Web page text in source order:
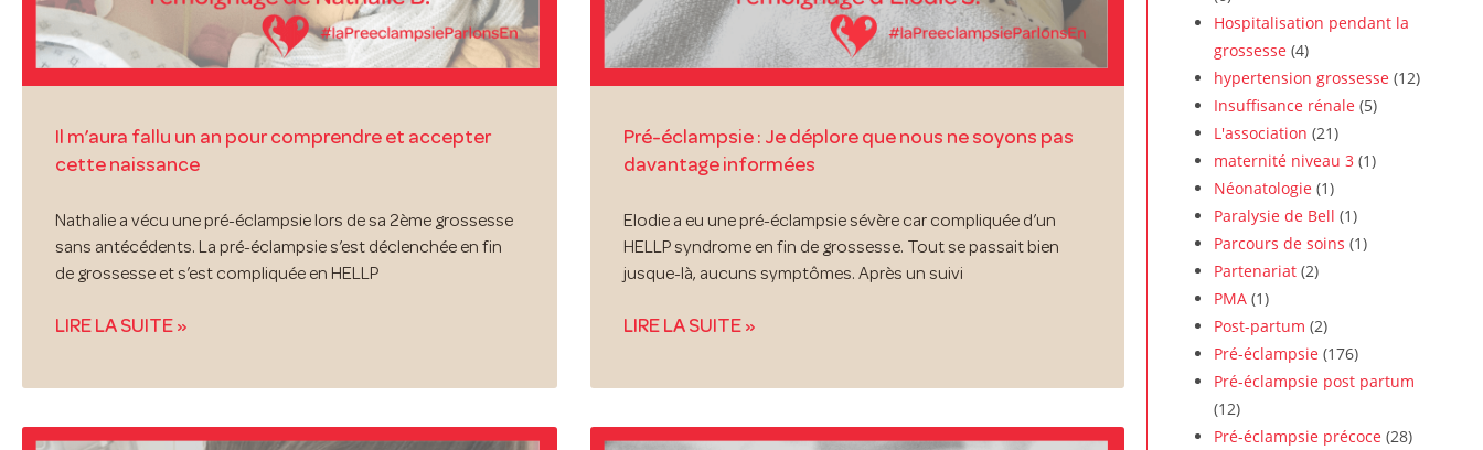
Il m’aura fallu un an pour comprendre et accepter
cette naissance
Nathalie a vécu une pré-éclampsie lors de sa 2ème grossesse
sans antécédents. La pré-éclampsie s’est déclenchée en fin
de grossesse et s’est compliquée en HELLP
LIRE LA SUITE »
Pré-éclampsie : Je déplore que nous ne soyons pas
davantage informées
Elodie a eu une pré-éclampsie sévère car compliquée d’un
HELLP syndrome en fin de grossesse. Tout se passait bien
jusque-là, aucuns symptômes. Après un suivi
LIRE LA SUITE »
Hospitalisation pendant la
grossesse (4)
hypertension grossesse (12)
Insuffisance rénale (5)
L'association (21)
maternité niveau 3 (1)
Néonatologie (1)
Paralysie de Bell (1)
Parcours de soins (1)
Partenariat (2)
PMA (1)
Post-partum (2)
Pré-éclampsie (176)
Pré-éclampsie post partum
(12)
Pré-éclampsie précoce (28)